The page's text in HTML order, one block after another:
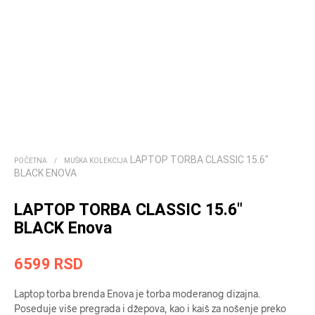
POČETNA / MUŠKA KOLEKCIJA LAPTOP TORBA CLASSIC 15.6″
BLACK ENOVA
LAPTOP TORBA CLASSIC 15.6″
BLACK Enova
6599 RSD
Laptop torba brenda Enova je torba moderanog dizajna.
Poseduje više pregrada i džepova, kao i kaiš za nošenje preko